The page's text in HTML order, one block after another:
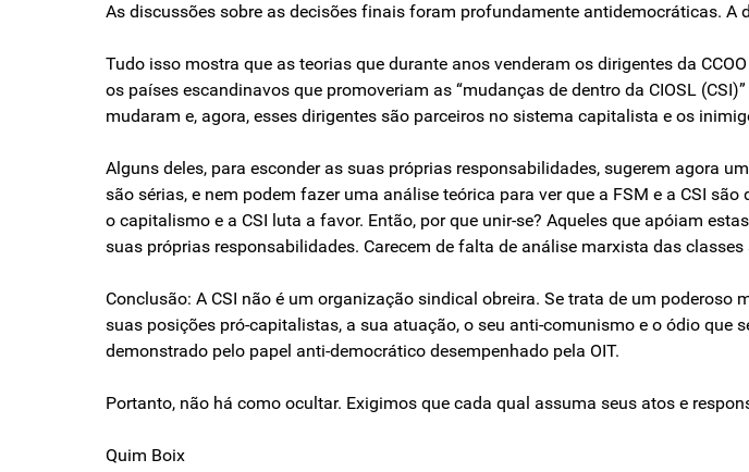
As discussões sobre as decisões finais foram profundamente antidemocráticas.
Tudo isso mostra que as teorias que durante anos venderam os dirigentes da
os países escandinavos que promoveriam as “mudanças de dentro da CIOSL
mudaram e, agora, esses dirigentes são parceiros no sistema capitalista e os
Alguns deles, para esconder as suas próprias responsabilidades, sugerem agora
são sérias, e nem podem fazer uma análise teórica para ver que a FSM e a CSI
o capitalismo e a CSI luta a favor. Então, por que unir-se? Aqueles que apóiam
suas próprias responsabilidades. Carecem de falta de análise marxista das classes
Conclusão: A CSI não é um organização sindical obreira. Se trata de um
suas posições pró-capitalistas, a sua atuação, o seu anti-comunismo e o ódio que
demonstrado pelo papel anti-democrático desempenhado pela OIT.
Portanto, não há como ocultar. Exigimos que cada qual assuma seus atos e
Quim Boix